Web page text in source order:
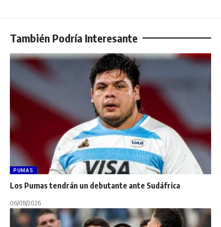
También Podría Interesante
PUMAS
Los Pumas tendrán un debutante ante Sudáfrica
06/08/2026